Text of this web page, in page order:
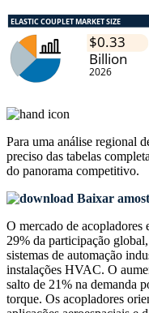
Para uma análise regional
preciso das tabelas
do panorama competitivo.
Baixar
O mercado de acopladores
29% da participação
sistemas de automação
instalações HVAC. O
salto de 21% na demanda
torque. Os acopladores